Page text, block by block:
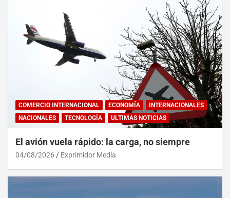
COMERCIO INTERNACIONAL ECONOMÍA
INTERNACIONALES
NACIONALES
TECNOLOGÍA ULTIMAS NOTICIAS
El avión vuela rápido: la carga, no siempre
04/08/2026 Exprimidor Media